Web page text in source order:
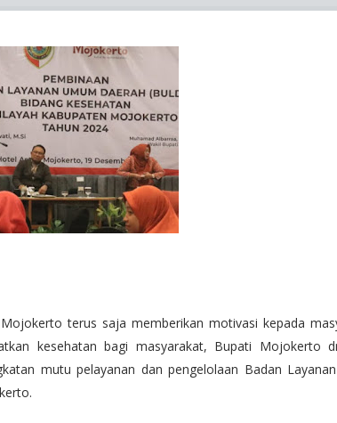
terus saja memberikan motivasi kepada
kesehatan bagi masyarakat, Bupati Mojokerto
mutu pelayanan dan pengelolaan Badan